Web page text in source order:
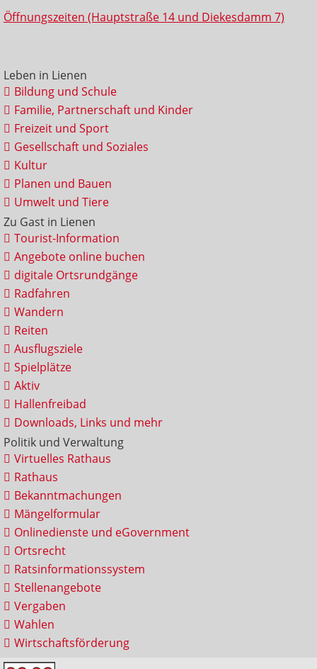
Öffnungszeiten (Hauptstraße 14 und Diekesdamm 7)
Leben in Lienen
Bildung und Schule
Familie, Partnerschaft und Kinder
Freizeit und Sport
Gesellschaft und Soziales
Kultur
Planen und Bauen
Umwelt und Tiere
Zu Gast in Lienen
Tourist-Information
Angebote online buchen
digitale Ortsrundgänge
Radfahren
Wandern
Reiten
Ausflugsziele
Spielplätze
Aktiv
Hallenfreibad
Downloads, Links und mehr
Politik und Verwaltung
Virtuelles Rathaus
Rathaus
Bekanntmachungen
Mängelformular
Onlinedienste und eGovernment
Ortsrecht
Ratsinformationssystem
Stellenangebote
Vergaben
Wahlen
Wirtschaftsförderung